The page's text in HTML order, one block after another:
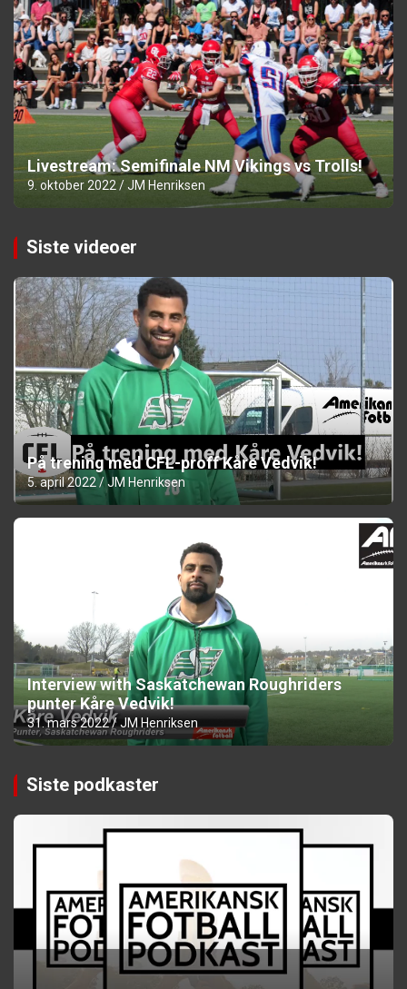
Livestream: Semifinale NM Vikings vs Trolls!
9. oktober 2022 JM Henriksen
Siste videoer
På trening med CFL-proff Kåre Vedvik!
5. april 2022 JM Henriksen
Interview with Saskatchewan Roughriders
punter Kåre Vedvik!
31. mars 2022 JM Henriksen
Siste podkaster